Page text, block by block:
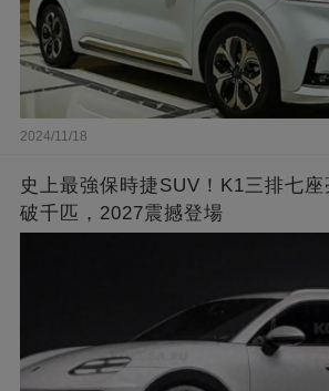
2024/11/18
史上最強保時捷SUV！K1三排七
破千匹，2027震撼登場